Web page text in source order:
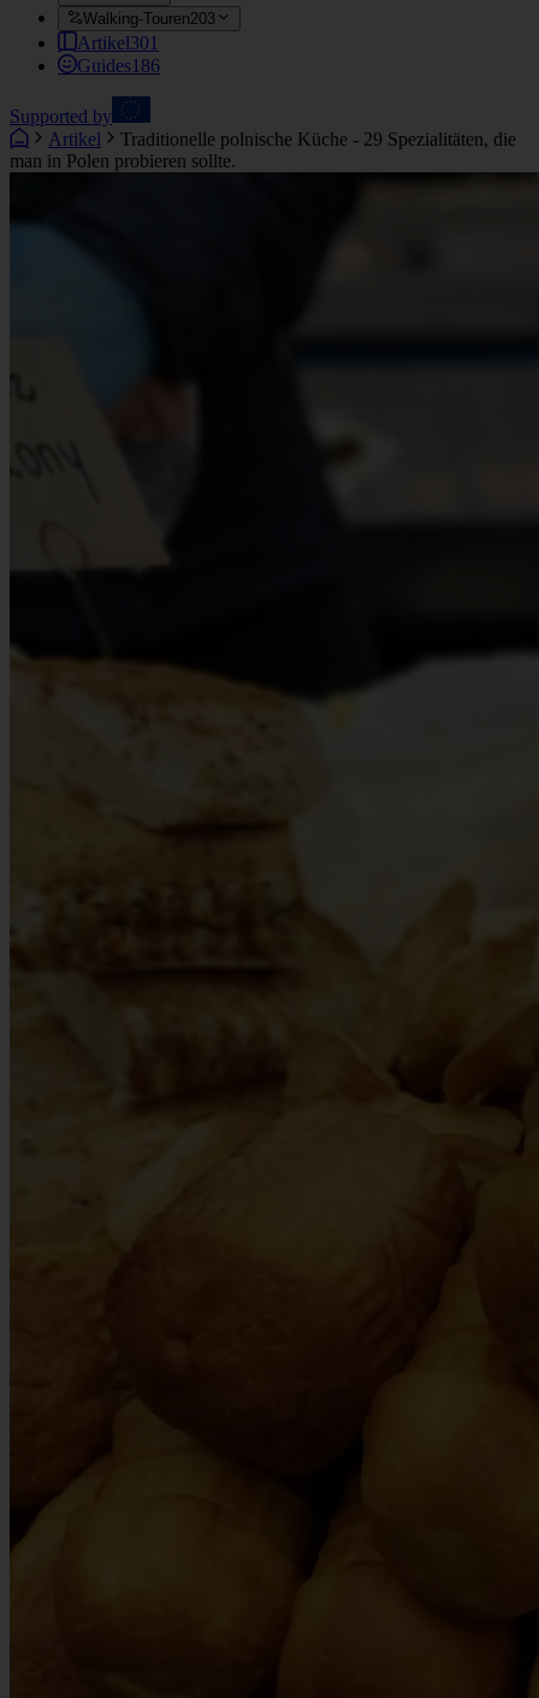
Walking-Touren203
Artikel301
Guides186
Supported by
Artikel
Traditionelle polnische Küche - 29 Spezialitäten, die
man in Polen probieren sollte.